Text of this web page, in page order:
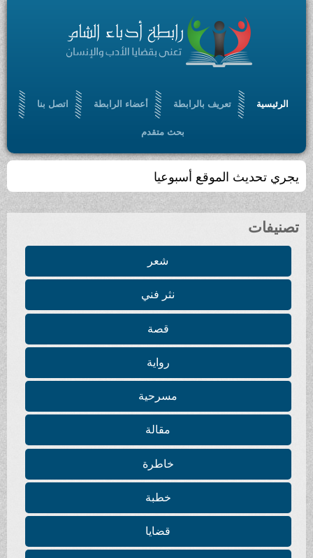
الرئيسية تعريف بالرابطة أعضاء الرابطة اتصل بنا
بحث متقدم
يجري تحديث الموقع أسبوعيا
تصنيفات
شعر
نثر فني
قصة
رواية
مسرحية
مقالة
خاطرة
خطبة
قضايا